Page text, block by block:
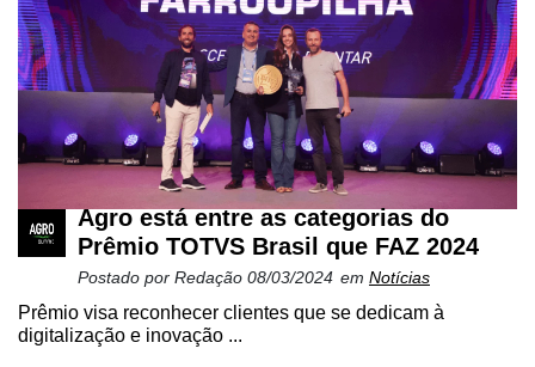
Agro está entre as categorias do
Prêmio TOTVS Brasil que FAZ 2024
Postado por Redação 08/03/2024 em Notícias
Prêmio visa reconhecer clientes que se dedicam à
digitalização e inovação ...